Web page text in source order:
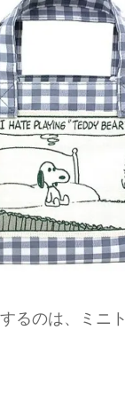
るのは、ミニ